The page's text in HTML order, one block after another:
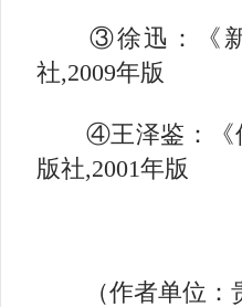
③徐迅：《新
社,2009年版
④王泽鉴：《侵
版社,2001年版
（作者单位：贵